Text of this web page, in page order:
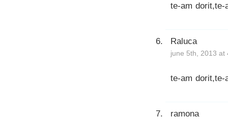
te-am dorit,te-
Raluca
june 5th, 2013 at
te-am dorit,te-
ramona